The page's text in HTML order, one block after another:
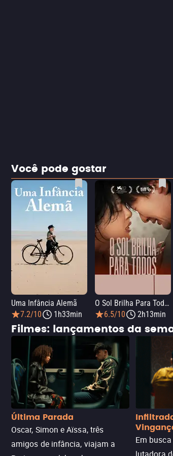
Você pode gostar
Uma Infância Alemã
7.2/10
1h33min
O Sol Brilha Para Todos
6.5/10
2h13min
Filmes: lançamentos da
Última Parada
Oscar, Simon e Aïssa, três
amigos de infância, viajam a
Em